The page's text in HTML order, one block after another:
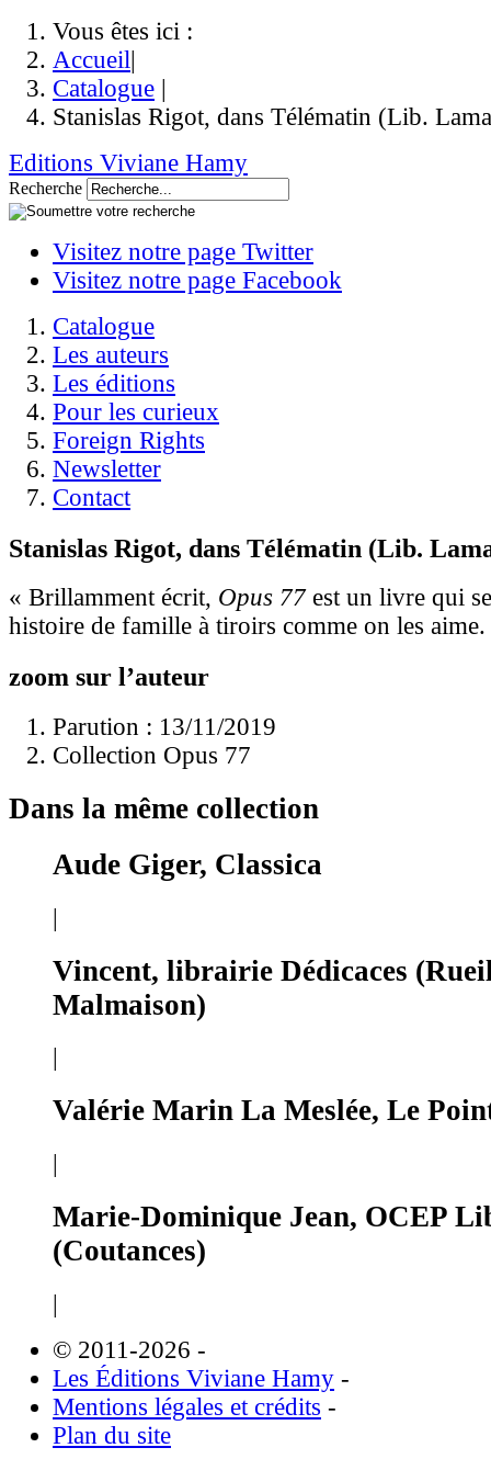
Vous êtes ici :
Accueil|
Catalogue |
Stanislas Rigot, dans Télématin (Lib.
Editions Viviane Hamy
Recherche
Visitez notre page Twitter
Visitez notre page Facebook
Catalogue
Les auteurs
Les éditions
Pour les curieux
Foreign Rights
Newsletter
Contact
Stanislas Rigot, dans Télématin (Lib.
« Brillamment écrit, Opus 77 est un livre qui
histoire de famille à tiroirs comme on les aime.
zoom sur l’auteur
Parution : 13/11/2019
Collection Opus 77
Dans la même collection
Aude Giger, Classica
|
Vincent, librairie Dédicaces
Malmaison)
Valérie Marin La Meslée, Le
|
Marie-Dominique Jean, OCEP
(Coutances)
|
© 2011-2026 -
Les Éditions Viviane Hamy -
Mentions légales et crédits -
Plan du site